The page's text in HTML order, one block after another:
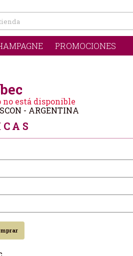
PROMOCIONES
no está disponible
- ARGENTINA